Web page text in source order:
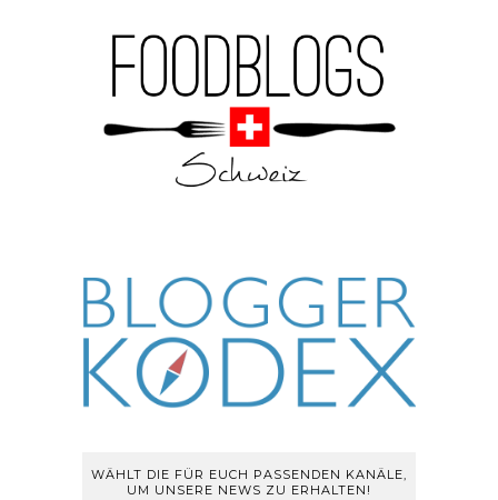
WÄHLT DIE FÜR EUCH PASSENDEN KANÄLE,
UM UNSERE NEWS ZU ERHALTEN!